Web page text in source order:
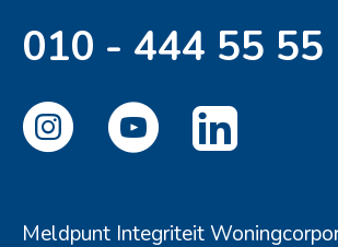
010 - 444 55 55
Meldpunt Integriteit